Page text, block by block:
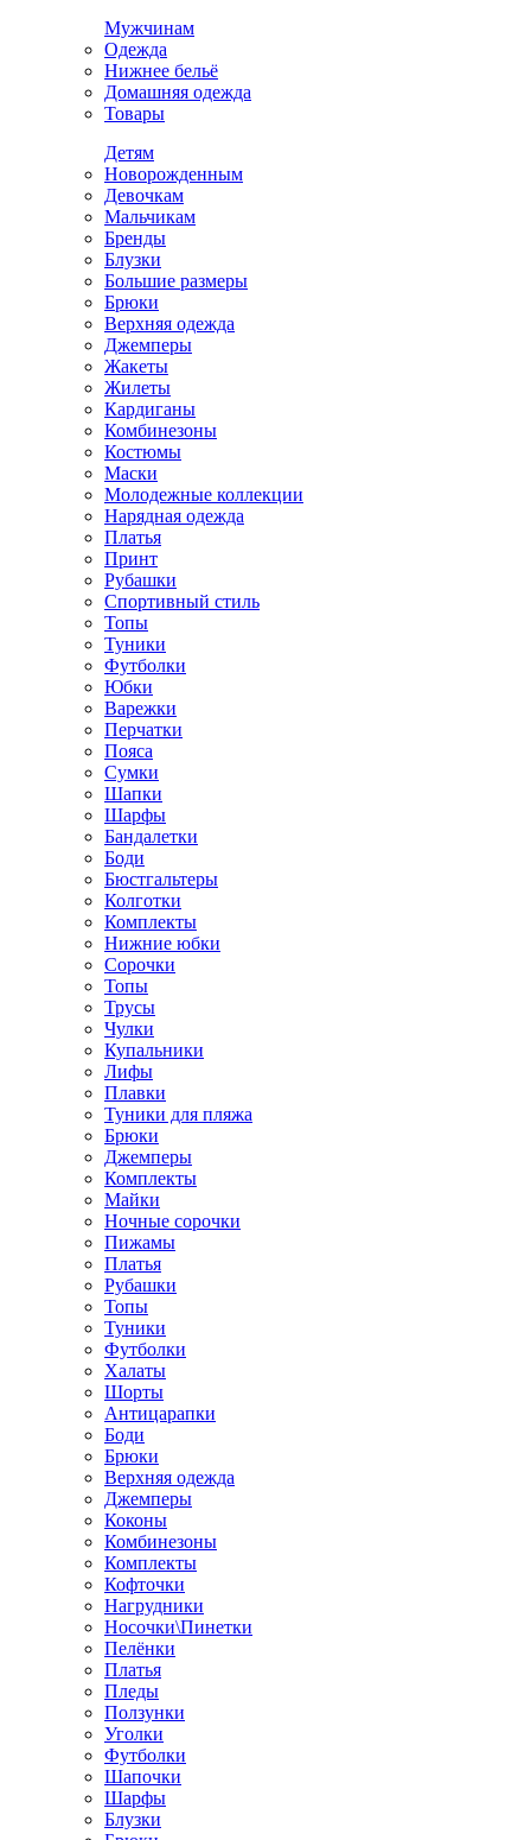
Мужчинам
Одежда
Нижнее бельё
Домашняя одежда
Товары
Детям
Новорожденным
Девочкам
Мальчикам
Бренды
Блузки
Большие размеры
Брюки
Верхняя одежда
Джемперы
Жакеты
Жилеты
Кардиганы
Комбинезоны
Костюмы
Маски
Молодежные коллекции
Нарядная одежда
Платья
Принт
Рубашки
Спортивный стиль
Топы
Туники
Футболки
Юбки
Варежки
Перчатки
Пояса
Сумки
Шапки
Шарфы
Бандалетки
Боди
Бюстгальтеры
Колготки
Комплекты
Нижние юбки
Сорочки
Топы
Трусы
Чулки
Купальники
Лифы
Плавки
Туники для пляжа
Брюки
Джемперы
Комплекты
Майки
Ночные сорочки
Пижамы
Платья
Рубашки
Топы
Туники
Футболки
Халаты
Шорты
Антицарапки
Боди
Брюки
Верхняя одежда
Джемперы
Коконы
Комбинезоны
Комплекты
Кофточки
Нагрудники
Носочки\Пинетки
Пелёнки
Платья
Пледы
Ползунки
Уголки
Футболки
Шапочки
Шарфы
Блузки